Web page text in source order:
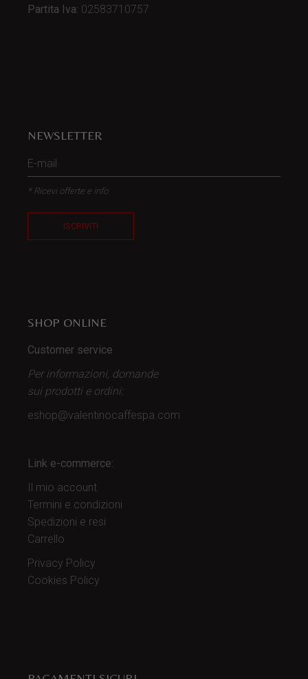
Partita Iva: 02583710757
NEWSLETTER
* Ricevi offerte e info
ISCRIVITI
SHOP ONLINE
Customer service
Per informazioni, domande
sui prodotti e ordini:
eshop@valentinocaffespa.com
Link e-commerce:
Il mio account
Termini e condizioni
Spedizioni e resi
Carrello
Privacy Policy
Cookies Policy